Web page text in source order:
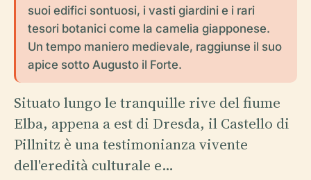
suoi edifici sontuosi, i vasti giardini e i rari
tesori botanici come la camelia giapponese.
Un tempo maniero medievale, raggiunse il suo
apice sotto Augusto il Forte.
Situato lungo le tranquille rive del fiume
Elba, appena a est di Dresda, il Castello di
Pillnitz è una testimonianza vivente
dell'eredità culturale e…